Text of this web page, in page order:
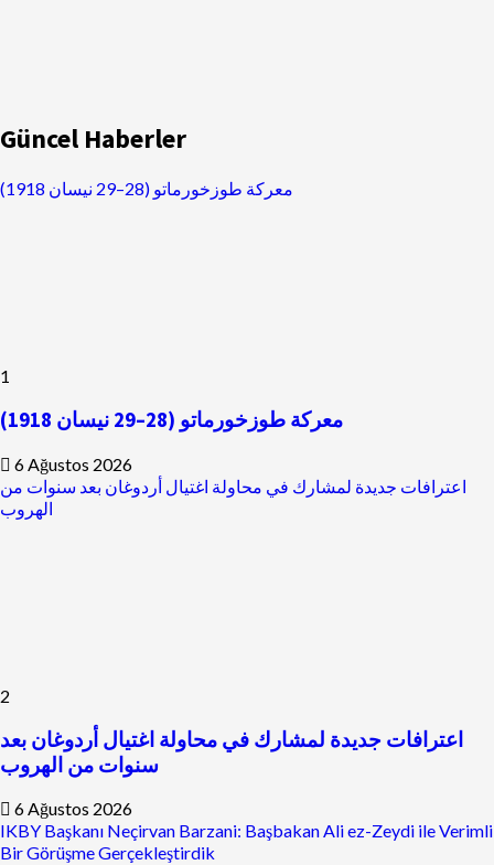
Güncel Haberler
معركة طوزخورماتو (28–29 نيسان 1918)
1
معركة طوزخورماتو (28–29 نيسان 1918)
6 Ağustos 2026
اعترافات جديدة لمشارك في محاولة اغتيال أردوغان بعد سنوات من
الهروب
2
اعترافات جديدة لمشارك في محاولة اغتيال أردوغان بعد
سنوات من الهروب
6 Ağustos 2026
IKBY Başkanı Neçirvan Barzani: Başbakan Ali ez-Zeydi ile Verimli
Bir Görüşme Gerçekleştirdik